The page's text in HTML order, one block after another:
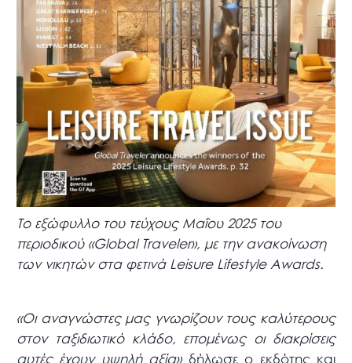
Το εξώφυλλο του τεύχους Μαΐου 2025 του
περιοδικού «Global Traveler», με την ανακοίνωση
των νικητών στα φετινά Leisure Lifestyle Awards.
«Οι αναγνώστες μας γνωρίζουν τους καλύτερους
στον ταξιδιωτικό κλάδο, επομένως οι διακρίσεις
αυτές έχουν υψηλή αξία»δήλωσε ο εκδότης και